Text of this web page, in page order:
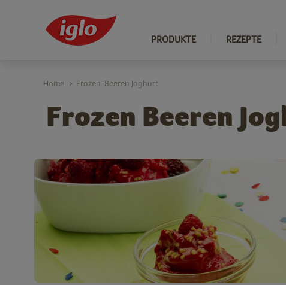
PRODUKTE REZEPTE
Frozen Beeren
Home > Frozen-Beeren Joghurt